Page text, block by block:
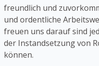
freundlich und
und ordentliche
freuen uns darauf sind
der Instandsetzung von
können.